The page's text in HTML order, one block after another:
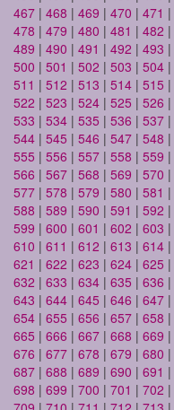
467 | 468 | 469 | 470 | 471 |
478 | 479 | 480 | 481 | 482 |
489 | 490 | 491 | 492 | 493 |
500 | 501 | 502 | 503 | 504 |
511 | 512 | 513 | 514 | 515 |
522 | 523 | 524 | 525 | 526 |
533 | 534 | 535 | 536 | 537 |
544 | 545 | 546 | 547 | 548 |
555 | 556 | 557 | 558 | 559 |
566 | 567 | 568 | 569 | 570 |
577 | 578 | 579 | 580 | 581 |
588 | 589 | 590 | 591 | 592 |
599 | 600 | 601 | 602 | 603 |
610 | 611 | 612 | 613 | 614 |
621 | 622 | 623 | 624 | 625 |
632 | 633 | 634 | 635 | 636 |
643 | 644 | 645 | 646 | 647 |
654 | 655 | 656 | 657 | 658 |
665 | 666 | 667 | 668 | 669 |
676 | 677 | 678 | 679 | 680 |
687 | 688 | 689 | 690 | 691 |
698 | 699 | 700 | 701 | 702 |